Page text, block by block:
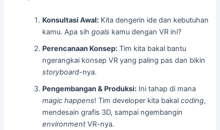
Konsultasi Awal: Kita dengerin ide dan kebutuhan
kamu. Apa sihgoals kamu dengan VR ini?
Perencanaan Konsep: Tim kita bakal bantu
ngerangkai konsep VR yang paling pas dan bikin
storyboard-nya.
Pengembangan & Produksi: Ini tahap di mana
magic happens! Tim developer kita bakalcoding,
mendesain grafis 3D, sampai ngembangin
environmentVR-nya.